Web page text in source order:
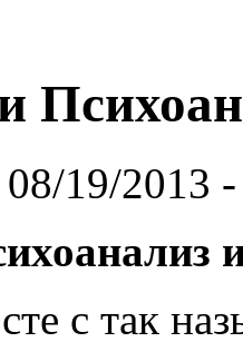
19/2013
с так